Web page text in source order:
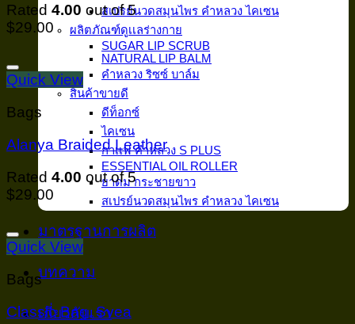
สเปรย์นวดสมุนไพร คำหลวง ไคเซน
ผลิตภัณฑ์ดูเเลร่างกาย
SUGAR LIP SCRUB
NATURAL LIP BALM
คำหลวง ริซซ์ บาล์ม
สินค้าขายดี
ดีท็อกซ์
ไคเซน
กาเเฟ คำหลวง S PLUS
ESSENTIAL OIL ROLLER
ยาดม กระชายขาว
สเปรย์นวดสมุนไพร คำหลวง ไคเซน
มาตรฐานการผลิต
บทความ
เกี่ยวกับเรา
Rated 4.00 out of 5
$29.00
Quick View
Bags
Alanya Braided Leather
Rated 4.00 out of 5
$29.00
Quick View
Bags
Classic Bag, Svea